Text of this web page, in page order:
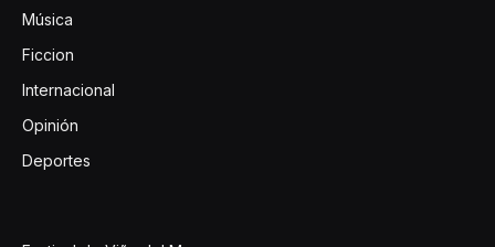
Música
Ficcion
Internacional
Opinión
Deportes